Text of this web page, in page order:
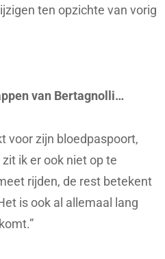
ten opzichte van vorig
van Bertagnolli…
voor zijn bloedpaspoort,
ik er ook niet op te
rijden, de rest betekent
is ook al allemaal lang